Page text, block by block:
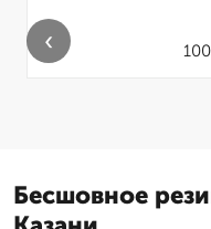
‹
Бесшовное